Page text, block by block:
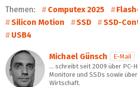
Themen: Computex 2025
Silicon Motion
SSD SSD-
USB4
Michael Günsch
E-Mail
… schreibt seit 2009 über PC-
Monitore und SSDs sowie
Wirtschaft.